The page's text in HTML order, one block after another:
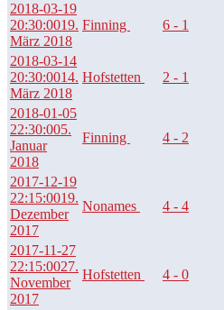
2018-03-19
20:30:0019.
März 2018
Finning 6 - 1
2018-03-14
20:30:0014.
März 2018
Hofstetten 2 - 1
2018-01-05
22:30:005.
Januar
2018
Finning 4 - 2
2017-12-19
22:15:0019.
Dezember
2017
Nonames 4 - 4
2017-11-27
22:15:0027.
November
2017
Hofstetten 4 - 0